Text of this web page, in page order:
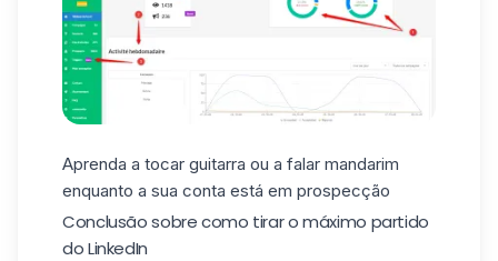
Aprenda a tocar guitarra ou a falar mandarim
enquanto a sua conta está em prospecção
Conclusão sobre como tirar o máximo partido
do LinkedIn